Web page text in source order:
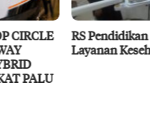
CIRCLE
PALU
RS
Layanan